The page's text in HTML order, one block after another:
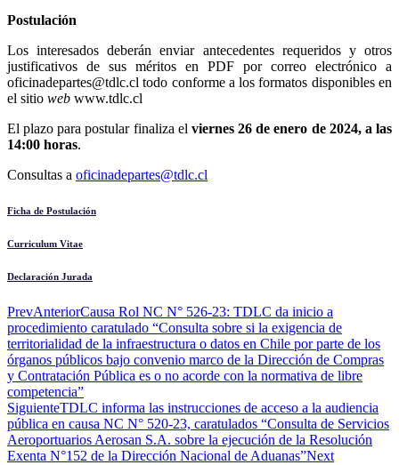
Postulación
Los interesados deberán enviar antecedentes requeridos y otros
justificativos de sus méritos en PDF por correo electrónico a
oficinadepartes@tdlc.cl todo conforme a los formatos disponibles en
el sitio web www.tdlc.cl
El plazo para postular finaliza el viernes 26 de enero de 2024, a las
14:00 horas.
Consultas a oficinadepartes@tdlc.cl
Ficha de Postulación
Curriculum Vitae
Declaración Jurada
PrevAnteriorCausa Rol NC N° 526-23: TDLC da inicio a
procedimiento caratulado “Consulta sobre si la exigencia de
territorialidad de la infraestructura o datos en Chile por parte de los
órganos públicos bajo convenio marco de la Dirección de Compras
y Contratación Pública es o no acorde con la normativa de libre
competencia”
SiguienteTDLC informa las instrucciones de acceso a la audiencia
pública en causa NC N° 520-23, caratulados “Consulta de Servicios
Aeroportuarios Aerosan S.A. sobre la ejecución de la Resolución
Exenta N°152 de la Dirección Nacional de Aduanas”Next